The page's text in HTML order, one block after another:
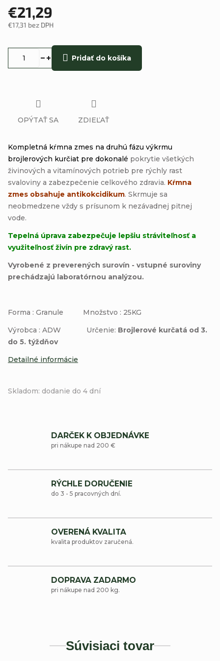
€21,29
€17,31 bez DPH
Skladom: dodanie do 4 dní
Pridať do košíka
Kompletná kŕmna zmes na druhú fázu výkrmu
brojlerových kurčiat pre dokonalé pokrytie všetkých
živinových a vitamínových potrieb pre rýchly rast
svaloviny a zabezpečenie celkového zdravia. Kŕmna
zmes obsahuje antikokcidikum. Skrmuje sa
neobmedzene vždy s prísunom k ​​nezávadnej pitnej
vode.
Tepelná úprava zabezpečuje lepšiu stráviteľnosť a
využiteľnosť živín pre zdravý rast.
Vyrobené z preverených surovín - vstupné suroviny
prechádzajú laboratórnou analýzou.
Forma : Granule Množstvo : 25KG
Výrobca : ADW Určenie: Brojlerové kurčatá od 3.
do 5. týždňov
Detailné informácie
OPÝTAŤ SA ZDIEĽAŤ
DARČEK K OBJEDNÁVKE
pri nákupe nad 200 €
RÝCHLE DORUČENIE
do 3 - 5 pracovných dní.
OVERENÁ KVALITA
kvalita produktov zaručená.
DOPRAVA ZADARMO
pri nákupe nad 200 kg.
Súvisiaci tovar